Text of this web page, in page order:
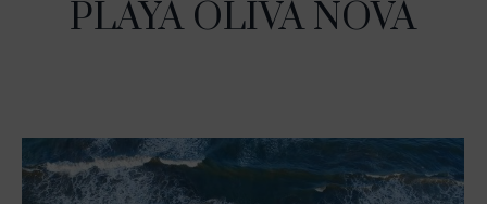
PLAYA OLIVA NOVA